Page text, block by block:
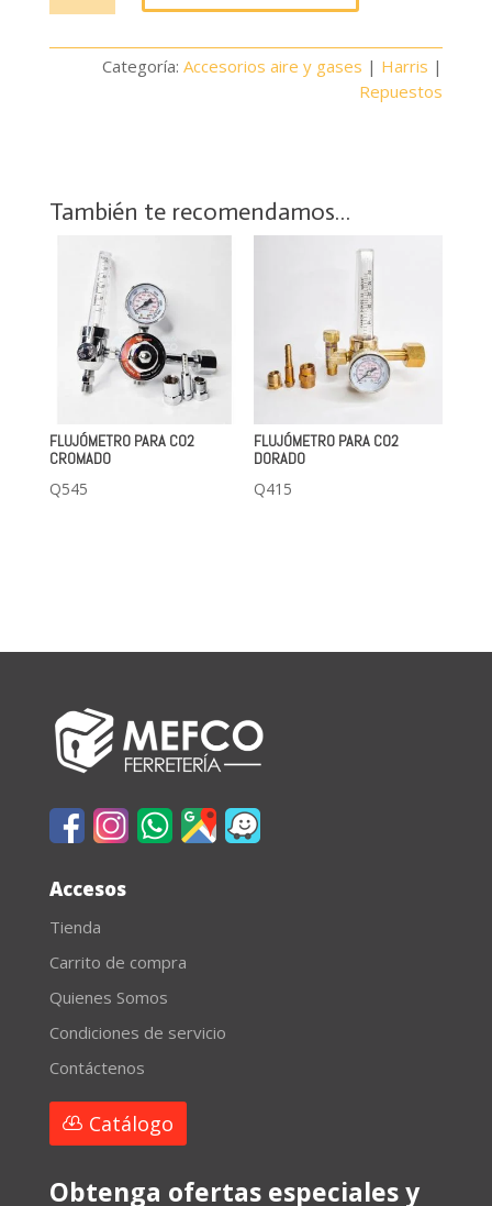
CO2
Categoría:Accesorios aire y gases | Harris |
Repuestos
También te recomendamos…
FLUJÓMETRO PARA CO2
CROMADO
Q545
FLUJÓMETRO PARA CO2
DORADO
Q415
Accesos
Tienda
Carrito de compra
Quienes Somos
Condiciones de servicio
Contáctenos
Catálogo
Obtenga ofertas especiales y